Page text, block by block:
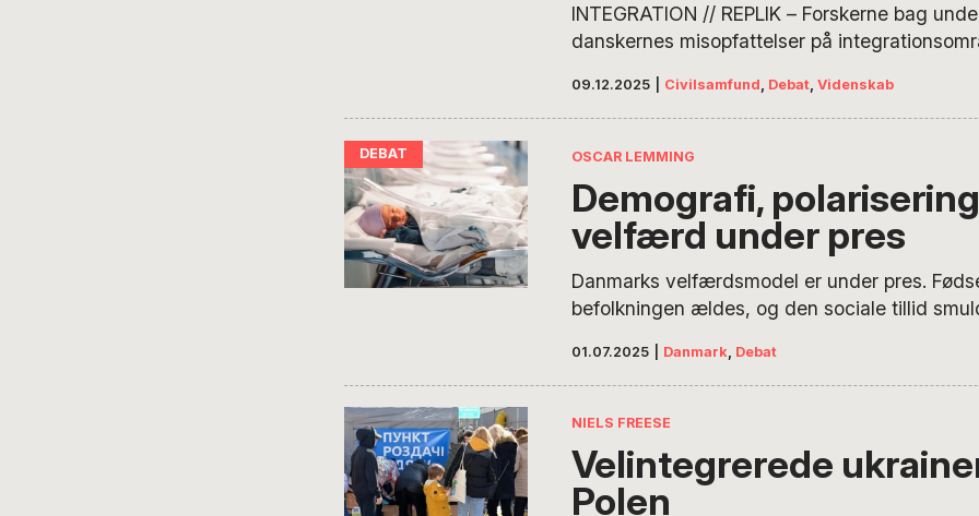
INTEGRATION // REPLIK – Forskerne bag
danskernes misopfattelser på
POV. Neves indlæg bygger på centrale
påstande, som ifølge forskerne kræver en
09.12.2025 Civilsamfund, Debat, Videnskab
OSCAR LEMMING
Demografi,
velfærd under pres
Danmarks velfærdsmodel er under pres.
befolkningen ældes, og den sociale tillid
værdier, risikerer vi at miste
01.07.2025 Danmark Debat
NIELS FREESE
Velintegrerede
Polen